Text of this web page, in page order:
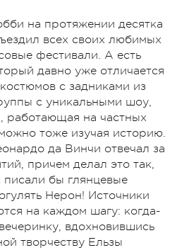
на протяжении десятка
всех своих любимых
фестивали. А есть
давно уже отличается
с задниками из
с уникальными шоу,
работающая на частных
тоже изучая историю.
да Винчи отвечал за
причем делал это так,
писали бы глянцевые
Нерон! Источники
на каждом шагу: когда-
вдохновившись
творчеству Ельзы